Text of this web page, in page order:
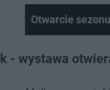
Otwarcie
- wystawa